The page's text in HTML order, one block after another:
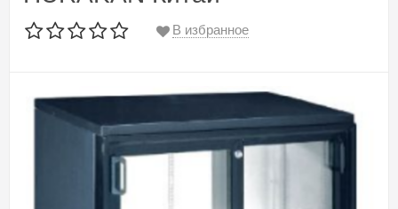
В избранное